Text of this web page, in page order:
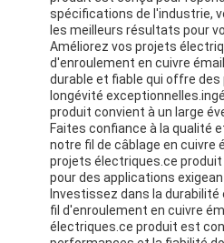
À la maison
Produits
Spectacle de réalité virtuelle
spécifications de l'industrie,
les meilleurs résultats pour
Améliorez vos projets
d'enroulement en cuivre
durable et fiable qui offre
longévité
produit convient à un large
Faites confiance à la qualité
notre fil de câblage en cuivre
projets électriques.ce
pour des applications
Investissez dans la
fil d'enroulement en cuivre
électriques.ce produit est